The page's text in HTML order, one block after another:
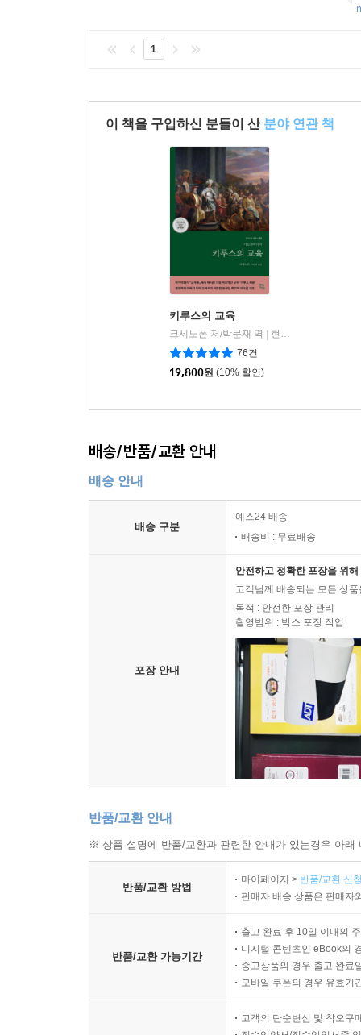
1
이 책을 구입하신 분들이 산 분야 연관 책
키루스의 교육
크세노폰 저/박문재 역
현대지성
76건
19,800원 (10% 할인)
배송/반품/교환 안내
배송 안내
배송 구분
예스24 배송
배송비 : 무료배송
포장 안내
안전하고 정확한 포장을 위
고객님께 배송되는 모든 상
목적 : 안전한 포장 관리
촬영범위 : 박스 포장 작업
반품/교환 안내
※ 상품 설명에 반품/교환과 관련한 안내가 있는경우 아
반품/교환 방법
마이페이지 > 반품/교환 신
판매자 배송 상품은 판매자
반품/교환 가능기간
출고 완료 후 10일 이내의
디지털 콘텐츠인 eBook의
중고상품의 경우 출고 완료
모바일 쿠폰의 경우 유효기
고객의 단순변심 및 착오구